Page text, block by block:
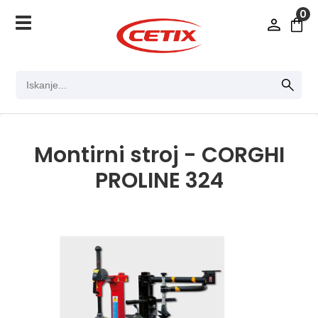
0
Montirni stroj - CORGHI
PROLINE 324